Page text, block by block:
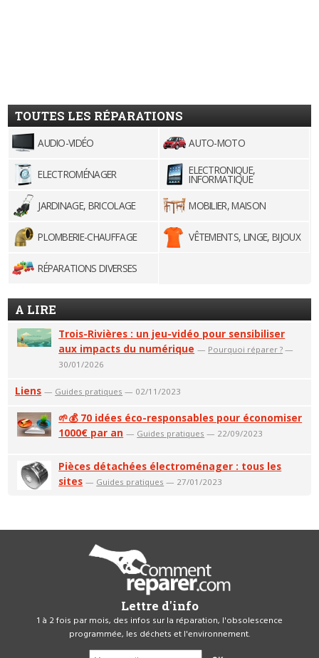
TOUTES LES RÉPARATIONS
AUDIO-VIDÉO AUTO-MOTO
ELECTROMÉNAGER ELECTRONIQUE,
INFORMATIQUE
JARDINAGE, BRICOLAGE
MOBILIER, MAISON
PLOMBERIE-CHAUFFAGE VÊTEMENTS, LINGE, BIJOUX
RÉPARATIONS DIVERSES
A LIRE
Trois-Rivières : un jeu-vidéo pour sensibiliser
aux impacts du numérique — Pourquoi réparer ? —
30/01/2026
Liens — Guides pratiques — 02/11/2023
🌱💰 70 idées éco-responsables pour économiser
1000€ par an — Guides pratiques — 22/09/2023
Pièces détachées électroménager : tous les
sites — Guides pratiques — 27/01/2023
Lettre d'info
1 à 2 fois par mois, des infos sur la réparation, l'obsolescence
programmée, les déchets et l'environnement.